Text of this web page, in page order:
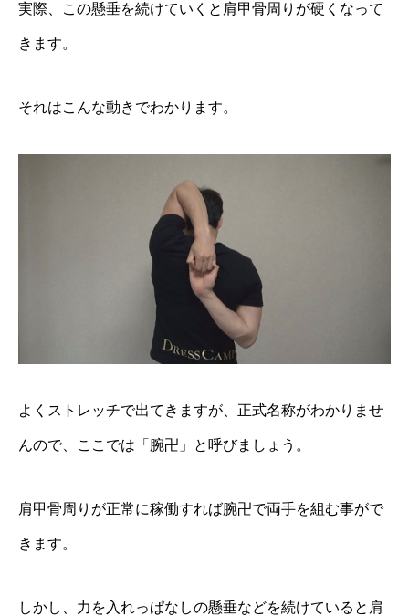
実際、この懸垂を続けていくと肩甲骨周りが硬くなって
きます。
それはこんな動きでわかります。
よくストレッチで出てきますが、正式名称がわかりませ
んので、ここでは「腕卍」と呼びましょう。
肩甲骨周りが正常に稼働すれば腕卍で両手を組む事がで
きます。
しかし、力を入れっぱなしの懸垂などを続けていると肩